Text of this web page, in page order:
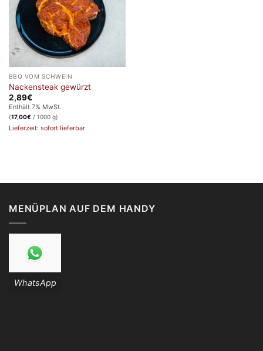
BBQ VOM SCHWEIN
Nackensteak gewürzt
2,89€
Enthält 7% MwSt.
(17,00€/ 1000 g)
Lieferzeit: sofort lieferbar
MENÜPLAN AUF DEM HANDY
WhatsApp